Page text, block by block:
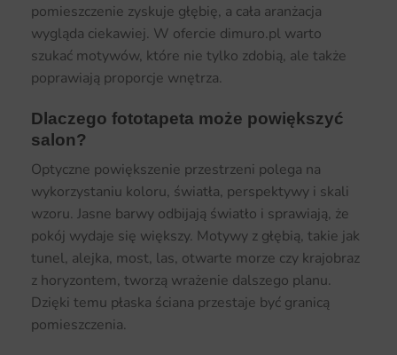
pomieszczenie zyskuje głębię, a cała aranżacja
wygląda ciekawiej. W ofercie dimuro.pl warto
szukać motywów, które nie tylko zdobią, ale także
poprawiają proporcje wnętrza.
Dlaczego fototapeta może powiększyć
salon?
Optyczne powiększenie przestrzeni polega na
wykorzystaniu koloru, światła, perspektywy i skali
wzoru. Jasne barwy odbijają światło i sprawiają, że
pokój wydaje się większy. Motywy z głębią, takie jak
tunel, alejka, most, las, otwarte morze czy krajobraz
z horyzontem, tworzą wrażenie dalszego planu.
Dzięki temu płaska ściana przestaje być granicą
pomieszczenia.